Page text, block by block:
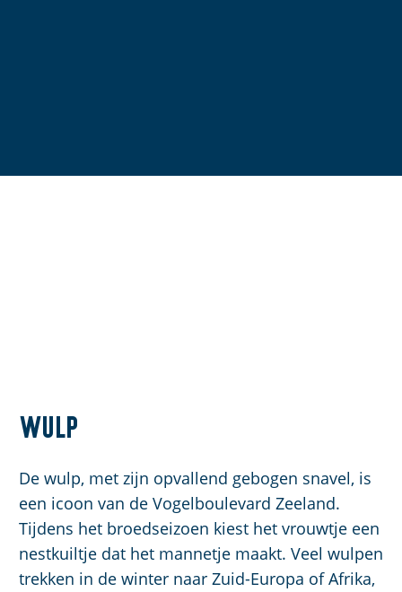
Wulp
De wulp, met zijn opvallend gebogen snavel, is
een icoon van de Vogelboulevard Zeeland.
Tijdens het broedseizoen kiest het vrouwtje een
nestkuiltje dat het mannetje maakt. Veel wulpen
trekken in de winter naar Zuid-Europa of Afrika,